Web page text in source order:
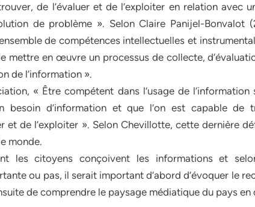
de l’évaluer et de l’exploiter en relation avec
de problème ». Selon Claire Panijel-Bonvalot
de compétences intellectuelles et
mettre en œuvre un processus de collecte,
de l’information ».
« Être compétent dans l’usage de l’information
besoin d’information et que l’on est capable de
et de l’exploiter ». Selon Chevillotte, cette dernière
monde.
les citoyens conçoivent les informations et
ou pas, il serait important d’abord d’évoquer le
de comprendre le paysage médiatique du pays en